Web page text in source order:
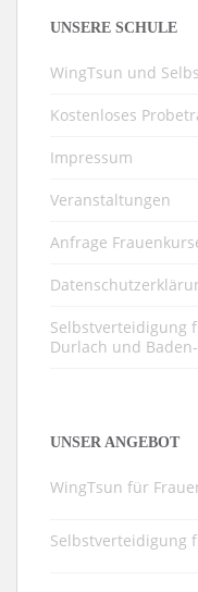
UNSERE SCHULE
WingTsun und
Kostenloses
Impressum
Veranstaltungen
Anfrage
Selbstverteidigung
Durlach und
UNSER ANGEBOT
WingTsun für
Selbstverteidigung